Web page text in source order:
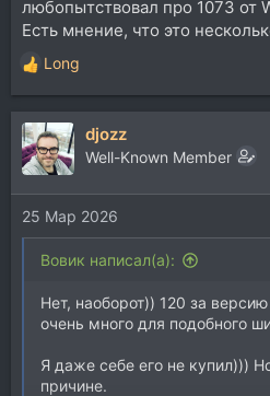
любопытствовал про 1073 от
Есть мнение, что это
Р
е
а
к
ц
и
и
:
Long
djozz
Well-Known Member
25 Мар 2026
Вовик написал(а):
Нет, наоборот)) 120 за
очень много для подобного
Я даже себе его не купил)))
причине.